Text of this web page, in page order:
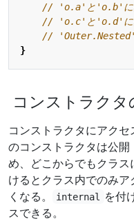
}
コンストラク
コンストラクタにアク
のコンストラクタは公開
め、どこからでもクラス
けるとクラス内でのみ
くなる。
internal
を付
スできる。